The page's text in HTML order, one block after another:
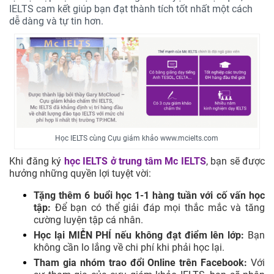
IELTS cam kết giúp bạn đạt thành tích tốt nhất một cách
dễ dàng và tự tin hơn.
Học IELTS cùng Cựu giám khảo www.mcielts.com
Khi đăng ký học IELTS ở trung tâm Mc IELTS, bạn sẽ được
hưởng những quyền lợi tuyệt vời:
Tặng thêm 6 buổi học 1-1 hàng tuần với cố vấn học
tập: Để bạn có thể giải đáp mọi thắc mắc và tăng
cường luyện tập cá nhân.
Học lại MIỄN PHÍ nếu không đạt điểm lên lớp: Bạn
không cần lo lắng về chi phí khi phải học lại.
Tham gia nhóm trao đổi Online trên Facebook: Với